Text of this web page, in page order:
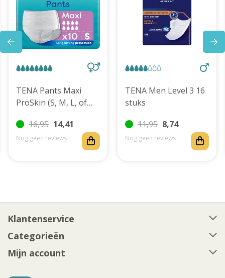
TENA Pants Maxi
ProSkin (S, M, L, of
16,95 14,41
Nog geen reviews
TENA Men Level 3 16
stuks
11,95 8,74
Nog geen reviews
Klantenservice
Categorieën
Mijn account